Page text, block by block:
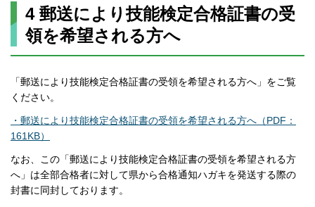
4 郵送により技能検定合格証書の受
領を希望される方へ
「郵送により技能検定合格証書の受領を希望される方へ」をご覧
ください。
・郵送により技能検定合格証書の受領を希望される方へ（PDF：
161KB）
なお、この「郵送により技能検定合格証書の受領を希望される方
へ」は全部合格者に対して県から合格通知ハガキを発送する際の
封書に同封しております。